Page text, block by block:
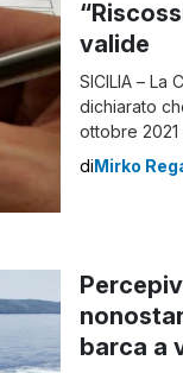
valide
SICILIA – La
dichiarato
ottobre 2021
non hanno
emessa in
diMirko
barca a